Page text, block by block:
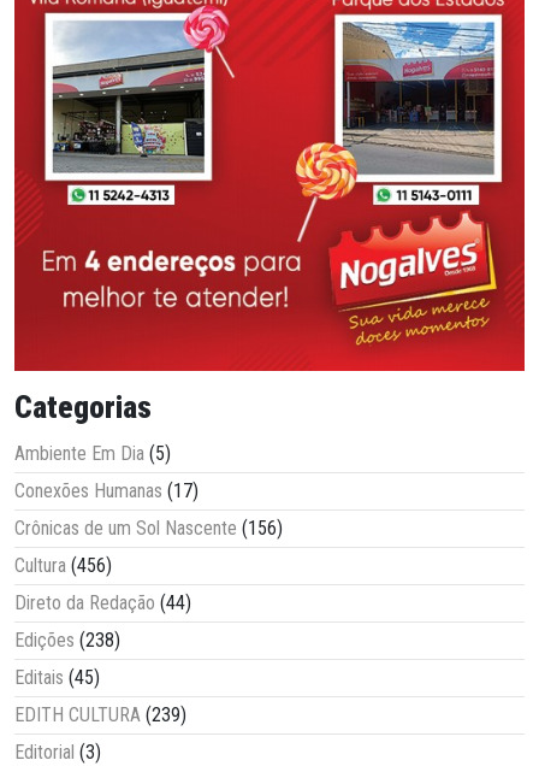
Categorias
Ambiente Em Dia (5)
Conexões Humanas (17)
Crônicas de um Sol Nascente (156)
Cultura (456)
Direto da Redação (44)
Edições (238)
Editais (45)
EDITH CULTURA (239)
Editorial (3)